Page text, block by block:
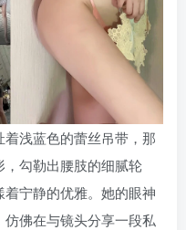
浅蓝色的蕾丝吊带，那
勾勒出腰肢的细腻轮
宁静的优雅。她的眼神
佛在与镜头分享一段私